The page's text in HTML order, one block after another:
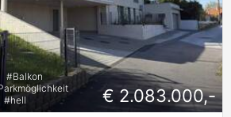
#Balkon
#hell € 2.083.000,-